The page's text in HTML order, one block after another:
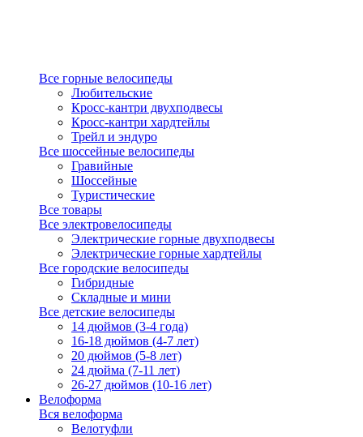
Все горные велосипеды
Любительские
Кросс-кантри двухподвесы
Кросс-кантри хардтейлы
Трейл и эндуро
Все шоссейные велосипеды
Гравийные
Шоссейные
Туристические
Все товары
Все электровелосипеды
Электрические горные двухподвесы
Электрические горные хардтейлы
Все городские велосипеды
Гибридные
Складные и мини
Все детские велосипеды
14 дюймов (3-4 года)
16-18 дюймов (4-7 лет)
20 дюймов (5-8 лет)
24 дюйма (7-11 лет)
26-27 дюймов (10-16 лет)
Велоформа
Вся велоформа
Велотуфли